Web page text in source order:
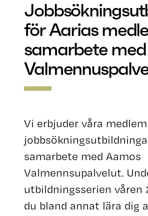
för Aarias
samarbete
Vi erbjuder våra
samarbete med Aamos
Valmennsupalvelut.
utbildningsserien våren
du bland annat lära dig